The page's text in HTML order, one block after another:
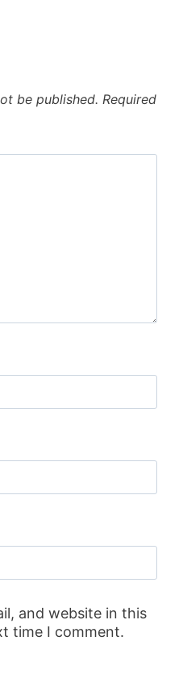
be published. Required
and website in this
time I comment.